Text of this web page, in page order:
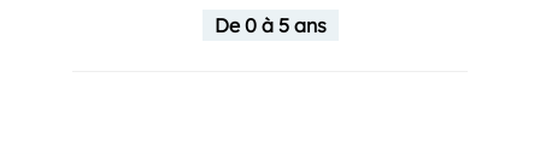
De 0 à 5 ans